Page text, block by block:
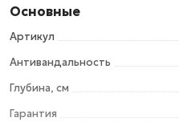
Основные
Артикул
Антивандальность
Глубина, см
Гарантия